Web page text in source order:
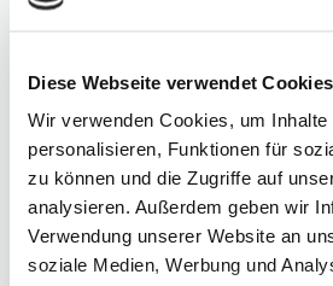
Diese Webseite verwendet Cookies
Wir verwenden Cookies, um Inhalte
personalisieren, Funktionen für
zu können und die Zugriffe auf
analysieren. Außerdem geben wir
Verwendung unserer Website an
soziale Medien, Werbung und
auszuliefern, (2) die Inhalte unserer
Systeme und der Technik unserer
gewährleisten sowie (4) um
Falle eines Cyberangriffes die zur
notwendigen Informationen
erhobenen Daten und
Unternehmens- und Prozessberatung
einerseits statistisch und ferner mit